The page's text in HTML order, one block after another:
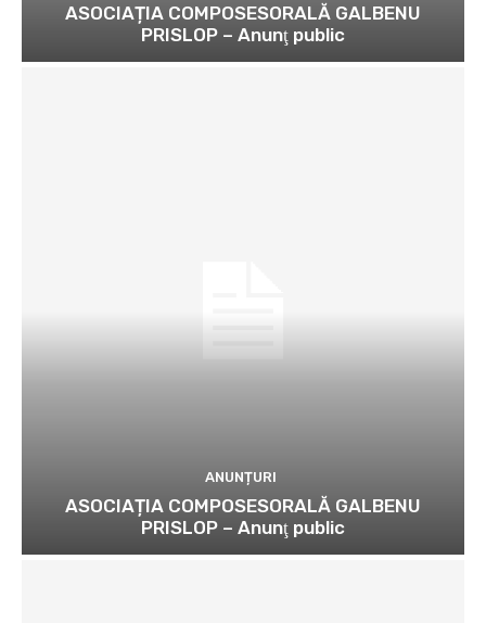
ASOCIAȚIA COMPOSESORALĂ GALBENU
PRISLOP – Anunţ public
ANUNȚURI
ASOCIAȚIA COMPOSESORALĂ GALBENU
PRISLOP – Anunţ public